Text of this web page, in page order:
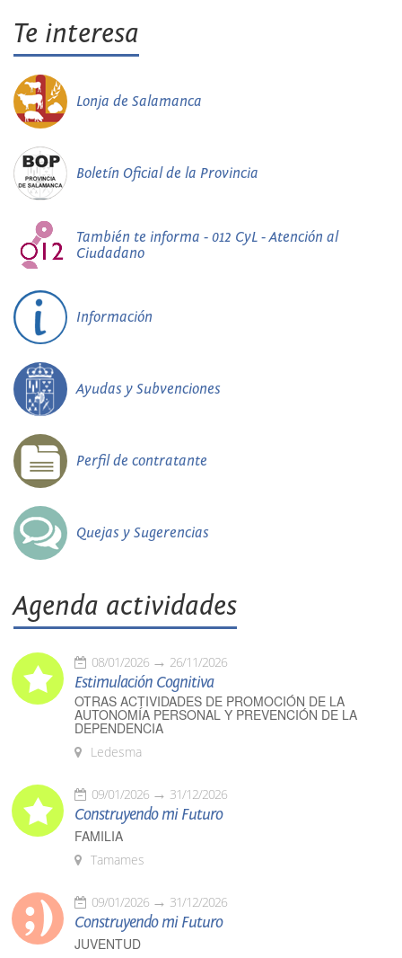
Te interesa
Lonja de Salamanca
Boletín Oficial de la Provincia
También te informa - 012 CyL - Atención al
Ciudadano
Información
Ayudas y Subvenciones
Perfil de contratante
Quejas y Sugerencias
Agenda actividades
08/01/2026 26/11/2026
Estimulación Cognitiva
OTRAS ACTIVIDADES DE PROMOCIÓN DE LA
AUTONOMÍA PERSONAL Y PREVENCIÓN DE LA
DEPENDENCIA
Ledesma
09/01/2026 31/12/2026
Construyendo mi Futuro
FAMILIA
Tamames
09/01/2026 31/12/2026
Construyendo mi Futuro
JUVENTUD